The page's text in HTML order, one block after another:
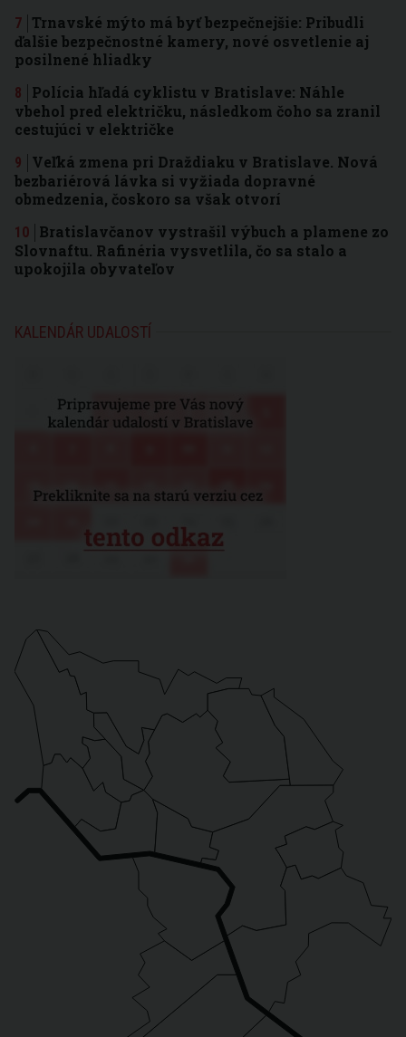
Trnavské mýto má byť bezpečnejšie: Pribudli
ďalšie bezpečnostné kamery, nové osvetlenie aj
posilnené hliadky
Polícia hľadá cyklistu v Bratislave: Náhle
vbehol pred električku, následkom čoho sa zranil
cestujúci v električke
Veľká zmena pri Draždiaku v Bratislave. Nová
bezbariérová lávka si vyžiada dopravné
obmedzenia, čoskoro sa však otvorí
Bratislavčanov vystrašil výbuch a plamene zo
Slovnaftu. Rafinéria vysvetlila, čo sa stalo a
upokojila obyvateľov
KALENDÁR UDALOSTÍ